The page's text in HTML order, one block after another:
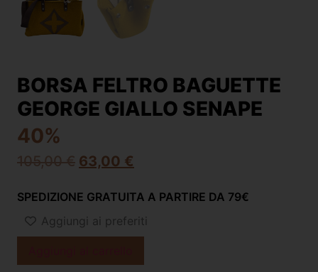
BORSA FELTRO BAGUETTE
GEORGE GIALLO SENAPE
40%
105,00€ 63,00 €
SPEDIZIONE GRATUITA A PARTIRE DA 79€
Aggiungi ai preferiti